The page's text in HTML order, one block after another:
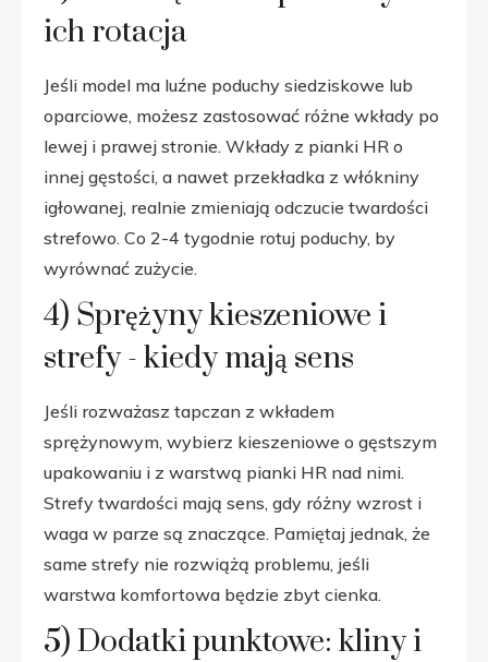
ich rotacja
Jeśli model ma luźne poduchy siedziskowe lub
oparciowe, możesz zastosować różne wkłady po
lewej i prawej stronie. Wkłady z pianki HR o
innej gęstości, a nawet przekładka z włókniny
igłowanej, realnie zmieniają odczucie twardości
strefowo. Co 2-4 tygodnie rotuj poduchy, by
wyrównać zużycie.
4) Sprężyny kieszeniowe i
strefy - kiedy mają sens
Jeśli rozważasz tapczan z wkładem
sprężynowym, wybierz kieszeniowe o gęstszym
upakowaniu i z warstwą pianki HR nad nimi.
Strefy twardości mają sens, gdy różny wzrost i
waga w parze są znaczące. Pamiętaj jednak, że
same strefy nie rozwiążą problemu, jeśli
warstwa komfortowa będzie zbyt cienka.
5) Dodatki punktowe: kliny i